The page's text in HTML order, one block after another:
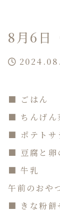
8月6日
■ ごはん
■ ちんげん
■ ポテトサ
■ 豆腐と卵
■ 牛乳
午前のおや
■ きな粉餅